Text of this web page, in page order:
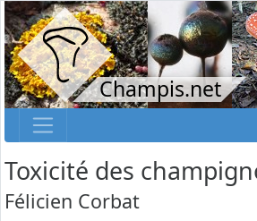
Champis.net
Toxicité des
Félicien Corbat